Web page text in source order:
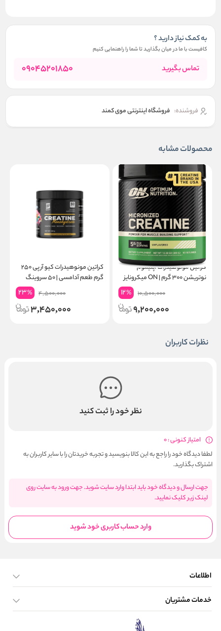
به کمک نیاز دارید ؟
کافیست با ما در میان بگذارید تا شما را راهنمایی کنیم
تماس بگیرید 09045201850
فروشنده: فروشگاه اینترنتی موی کمند
محصولات مشابه
کراتین مونوهیدرات اپتیموم
نوتریشن ۳۰۰ گرم | ON میکرونایز
10,500,000
12%
9,200,000
کراتین مونوهیدرات کیو آر پی ۲۵۰
گرم طعم آدامسی | ۵۰ سروینگ
4,500,000
23%
3,450,000
نظرات کاربران
نظر خود را ثبت کنید
امتیاز کنونی : 0
لطفا دیدگاه خود را راجع به این کالا بنویسید و تجربه خریدتان را با سایر کاربران به
اشتراک بگذارید.
جهت ارسال و دیدگاه خود باید ابتدا وارد سایت شوید. جهت ورود به سایت روی
لینک زیر کلیک نمایید.
وارد حساب کاربری خود شوید
اطلاعات
صفحه اصلی
خدمات مشتریان